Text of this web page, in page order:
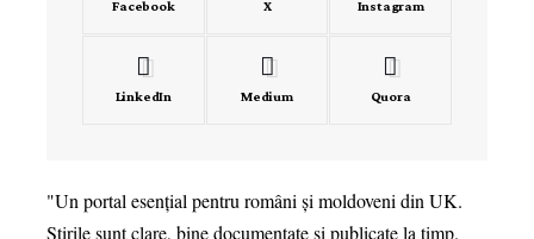
Facebook X Instagram
LinkedIn Medium Quora
"Un portal esențial pentru români și moldoveni din UK.
Știrile sunt clare, bine documentate și publicate la timp.